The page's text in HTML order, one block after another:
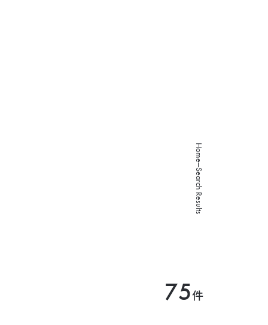
Home
Search Results
75件